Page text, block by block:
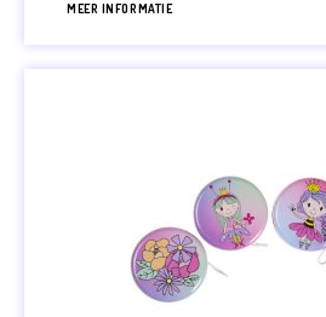
MEER INFORMATIE